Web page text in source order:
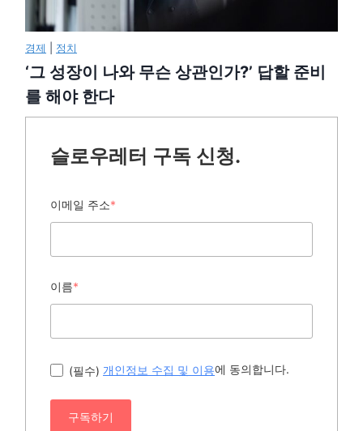
경제 정치
‘그 성장이 나와 무슨 상관인가?’ 답할 준비
를 해야 한다
슬로우레터 구독 신청.
이메일 주소*
이름*
(필수) 개인정보 수집 및 이용에 동의합니다.
구독하기